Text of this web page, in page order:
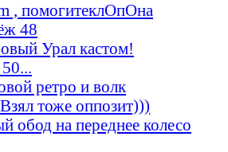
, помогитеклОпОна
48
Урал кастом!
ретро и волк
тоже оппозит)))
обод на переднее колесо